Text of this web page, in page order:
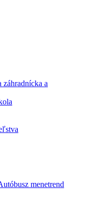
záhradnícka a
menetrend